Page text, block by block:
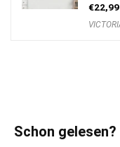
€22,99
Schon gelesen?